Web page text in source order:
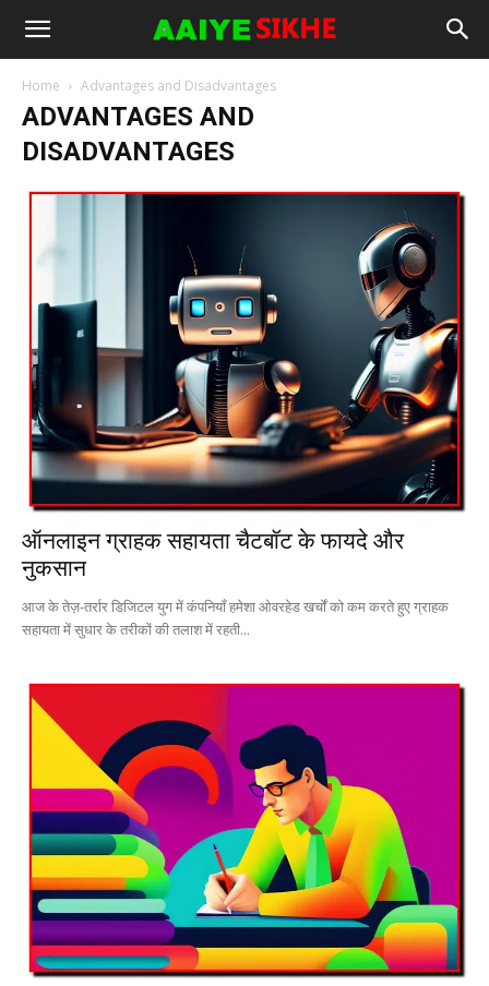
Home Advantages and Disadvantages
ADVANTAGES AND
DISADVANTAGES
ऑनलाइन ग्राहक सहायता चैटबॉट के फायदे और
नुकसान
आज के तेज़-तर्रार डिजिटल युग में कंपनियाँ हमेशा ओवरहेड खर्चों को कम करते हुए ग्राहक
सहायता में सुधार के तरीकों की तलाश में रहती...